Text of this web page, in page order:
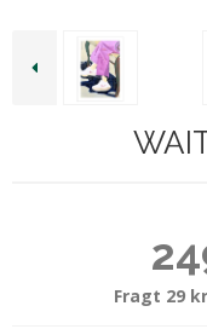
Fragt 29